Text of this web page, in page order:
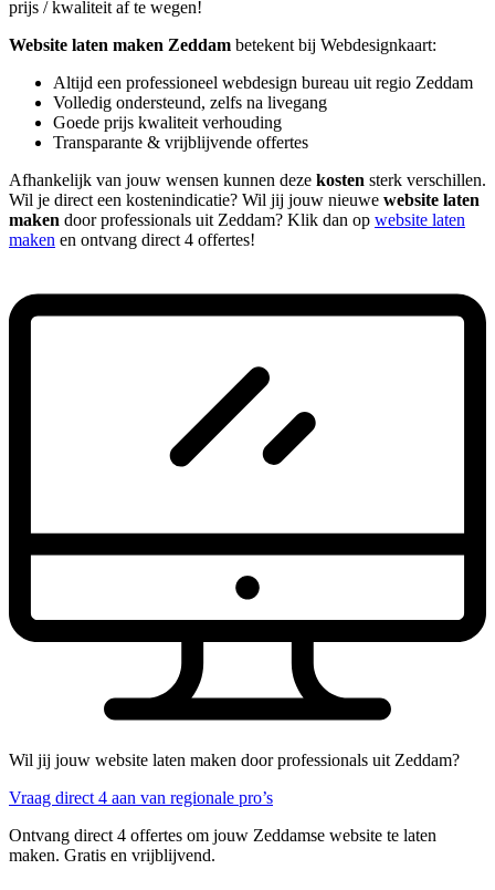
prijs / kwaliteit af te wegen!
Website laten maken Zeddam betekent bij Webdesignkaart:
Altijd een professioneel webdesign bureau uit regio Zeddam
Volledig ondersteund, zelfs na livegang
Goede prijs kwaliteit verhouding
Transparante & vrijblijvende offertes
Afhankelijk van jouw wensen kunnen deze kosten sterk verschillen.
Wil je direct een kostenindicatie? Wil jij jouw nieuwe website laten
maken door professionals uit Zeddam? Klik dan op website laten
maken en ontvang direct 4 offertes!
Wil jij jouw website laten maken door professionals uit Zeddam?
Vraag direct 4 aan van regionale pro’s
Ontvang direct 4 offertes om jouw Zeddamse website te laten
maken. Gratis en vrijblijvend.